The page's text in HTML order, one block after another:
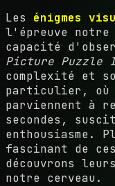
Les énigmes
l'épreuve notre
capacité
Picture Puzzle
complexité et
particulier, où
parviennent à
secondes,
enthousiasme.
fascinant de
découvrons
notre cerveau.